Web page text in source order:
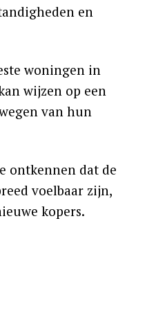
en
woningen in
wijzen op een
van hun
ontkennen dat de
voelbaar zijn,
kopers.